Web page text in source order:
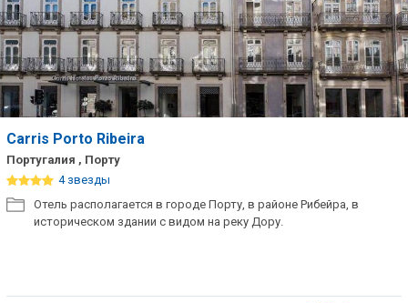
Carris Porto Ribeira
Португалия , Порту
4 звезды
Отель располагается в городе Порту, в районе Рибейра, в
историческом здании с видом на реку Дору.